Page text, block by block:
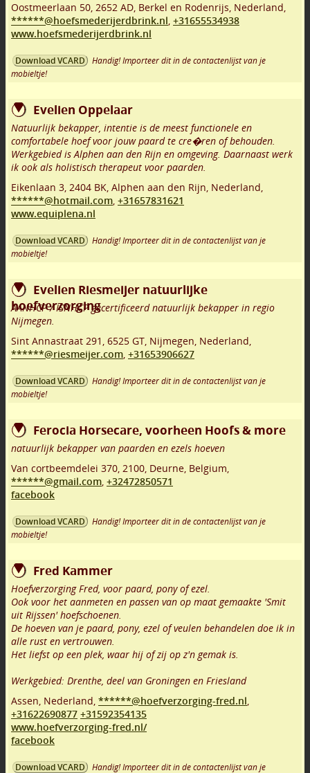
Oostmeerlaan 50, 2652 AD, Berkel en Rodenrijs, Nederland,
******@hoefsmederijerdbrink.nl, +31655534938
www.hoefsmederijerdbrink.nl
Download VCARD
Handig! Importeer dit in de contactenlijst van je
mobieltje!
Evelien Oppelaar
Natuurlijk bekapper, intentie is de meest functionele en
comfortabele hoef voor jouw paard te cre�ren of behouden.
Werkgebied is Alphen aan den Rijn en omgeving. Daarnaast werk
ik ook als holistisch therapeut voor paarden.
Eikenlaan 3, 2404 BK, Alphen aan den Rijn, Nederland,
******@hotmail.com, +31657831621
www.equiplena.nl
Download VCARD
Handig! Importeer dit in de contactenlijst van je
mobieltje!
Evelien Riesmeijer natuurlijke
hoefverzorging
AANHCP / ISNHCP gecertificeerd natuurlijk bekapper in regio
Nijmegen.
Sint Annastraat 291 , 6525 GT, Nijmegen, Nederland,
******@riesmeijer.com, +31653906627
Download VCARD
Handig! Importeer dit in de contactenlijst van je
mobieltje!
Ferocia Horsecare, voorheen Hoofs & more
natuurlijk bekapper van paarden en ezels hoeven
Van cortbeemdelei 370, 2100, Deurne, Belgium,
******@gmail.com, +32472850571
facebook
Download VCARD
Handig! Importeer dit in de contactenlijst van je
mobieltje!
Fred Kammer
Hoefverzorging Fred, voor paard, pony of ezel.
Ook voor het aanmeten en passen van op maat gemaakte 'Smit
uit Rijssen' hoefschoenen.
De hoeven van je paard, pony, ezel of veulen behandelen doe ik in
alle rust en vertrouwen.
Het liefst op een plek, waar hij of zij op z'n gemak is.
Werkgebied: Drenthe, deel van Groningen en Friesland
Assen, Nederland, ******@hoefverzorging-fred.nl,
+31622690877 +31592354135
www.hoefverzorging-fred.nl/
facebook
Download VCARD
Handig! Importeer dit in de contactenlijst van je